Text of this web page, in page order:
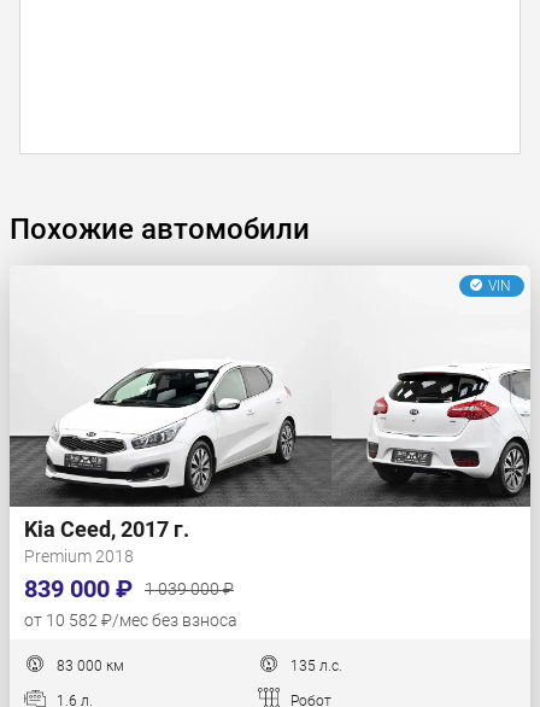
Похожие автомобили
VIN
Kia Ceed, 2017 г.
Premium 2018
839 000 ₽
1 039 000 ₽
от 10 582 ₽/мес без взноса
83 000 км 135 л.с.
1.6 л. Робот